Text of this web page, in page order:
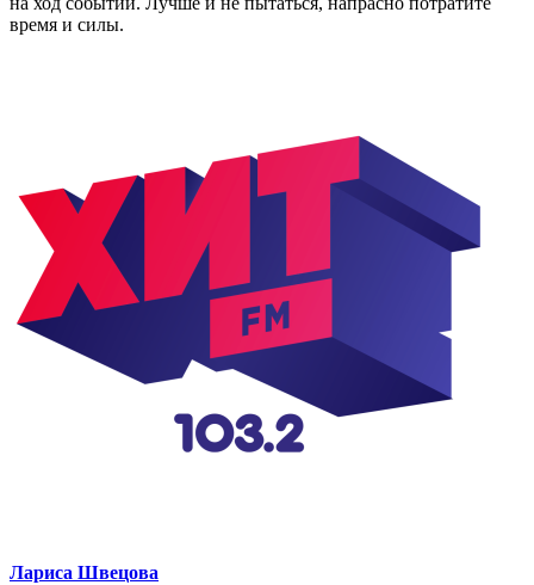
время и силы.
Лариса Швецова